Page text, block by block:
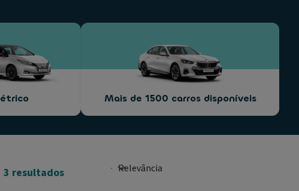
Mais de 1500 carros disponíveis
3 resultados